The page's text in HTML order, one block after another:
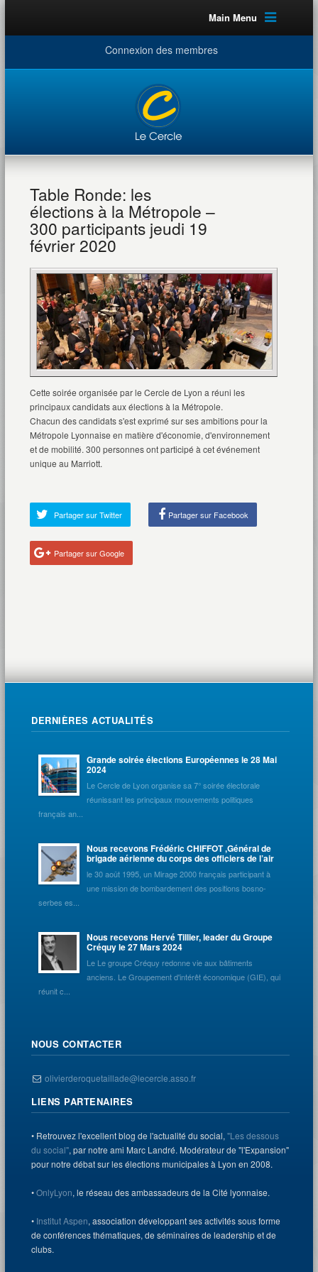
Main Menu
Connexion des membres
Table Ronde: les
élections à la Métropole –
300 participants jeudi 19
février 2020
Cette soirée organisée par le Cercle de Lyon a réuni les
principaux candidats aux élections à la Métropole.
Chacun des candidats s'est exprimé sur ses ambitions pour la
Métropole Lyonnaise en matière d'économie, d'environnement
et de mobilité. 300 personnes ont participé à cet événement
unique au Marriott.
Partager sur Twitter Partager sur Facebook
Partager sur Google
DERNIÈRES ACTUALITÉS
Grande soirée élections Européennes le 28 Mai
2024
Le Cercle de Lyon organise sa 7° soirée électorale
réunissant les principaux mouvements politiques
français an...
Nous recevons Frédéric CHIFFOT ,Général de
brigade aérienne du corps des officiers de l’air
le 30 août 1995, un Mirage 2000 français participant à
une mission de bombardement des positions bosno-
serbes es...
Nous recevons Hervé Tillier, leader du Groupe
Créquy le 27 Mars 2024
Le Le groupe Créquy redonne vie aux bâtiments
anciens. Le Groupement d'intérêt économique (GIE), qui
réunit c...
NOUS CONTACTER
olivierderoquetaillade@lecercle.asso.fr
LIENS PARTENAIRES
• Retrouvez l'excellent blog de l'actualité du social,"Les dessous
du social", par notre ami Marc Landré. Modérateur de "l'Expansion"
pour notre débat sur les élections municipales à Lyon en 2008.
•OnlyLyon, le réseau des ambassadeurs de la Cité lyonnaise.
• Institut Aspen, association développant ses activités sous forme
de conférences thématiques, de séminaires de leadership et de
clubs.